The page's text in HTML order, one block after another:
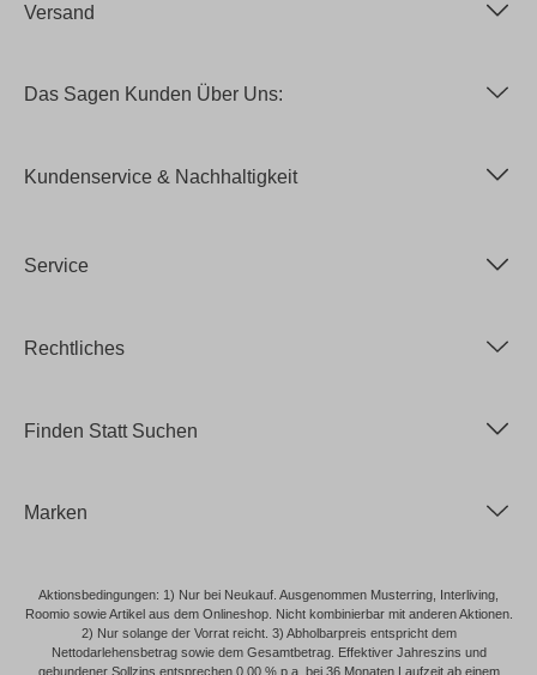
Versand
Das Sagen Kunden Über Uns:
Kundenservice & Nachhaltigkeit
Service
Rechtliches
Finden Statt Suchen
Marken
Aktionsbedingungen: 1) Nur bei Neukauf. Ausgenommen Musterring, Interliving,
Roomio sowie Artikel aus dem Onlineshop. Nicht kombinierbar mit anderen Aktionen.
2) Nur solange der Vorrat reicht. 3) Abholbarpreis entspricht dem
Nettodarlehensbetrag sowie dem Gesamtbetrag. Effektiver Jahreszins und
gebundener Sollzins entsprechen 0,00 % p.a. bei 36 Monaten Laufzeit ab einem